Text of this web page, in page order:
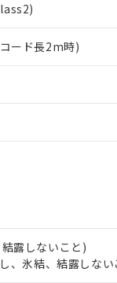
ード長2m時)
露しないこと)
、氷結、結露しない
よび標準価格照会結
、閲覧された時点で
RoHS指令（10物
指令（10物質）
RoHS指令（10物
EU RoHS指令（10
質）：
、 水銀(Hg) 1000ppm以下
以下、ポリ臭化ビ
以下、フタル酸ジイソブ
４物質については閾値を
材料含有率が中国
材料含有率が中国
す。当社販売部門
、 PBBs(ポリ臭
ル) : 1000ppm、 DIBP(フ
(2-エチルヘキシル)) :
貨物を破棄する場合
製品を、核兵器、ミ
使用いたしません。
以上の在庫あり